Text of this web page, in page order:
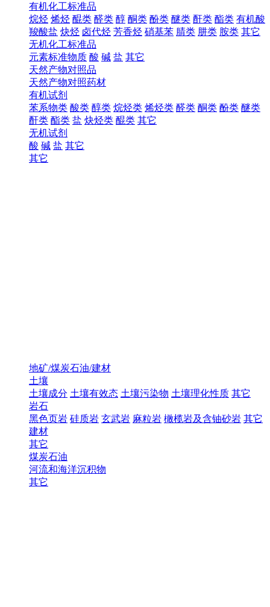
有机化工标准品
烷烃 烯烃 醌类 醛类 醇 酮类 酚类 醚类 酐类 酯类 有机酸
羧酸盐 炔烃 卤代烃 芳香烃 硝基苯 腈类 肼类 胺类 其它
无机化工标准品
元素标准物质 酸 碱 盐 其它
天然产物对照品
天然产物对照药材
有机试剂
苯系物类 酸类 醇类 烷烃类 烯烃类 醛类 酮类 酚类 醚类
酐类 酯类 盐 炔烃类 醌类 其它
无机试剂
酸 碱 盐 其它
其它
地矿/煤炭石油/建材
土壤
土壤成分 土壤有效态 土壤污染物 土壤理化性质 其它
岩石
黑色页岩 硅质岩 玄武岩 麻粒岩 橄榄岩及含铀砂岩 其它
建材
其它
煤炭石油
河流和海洋沉积物
其它